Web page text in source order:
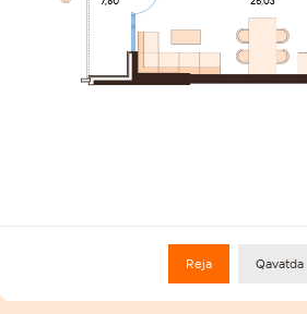
Reja Qavatda